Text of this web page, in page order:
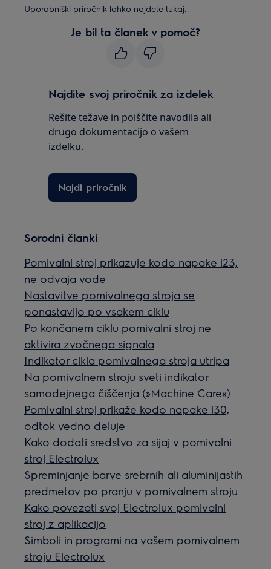
Uporabniški priročnik lahko najdete tukaj.
Je bil ta članek v pomoč?
Najdite svoj priročnik za izdelek
Rešite težave in poiščite navodila ali
drugo dokumentacijo o vašem
izdelku.
Najdi priročnik
Sorodni članki
Pomivalni stroj prikazuje kodo napake i23,
ne odvaja vode
Nastavitve pomivalnega stroja se
ponastavijo po vsakem ciklu
Po končanem ciklu pomivalni stroj ne
aktivira zvočnega signala
Indikator cikla pomivalnega stroja utripa
Na pomivalnem stroju sveti indikator
samodejnega čiščenja (»Machine Care«)
Pomivalni stroj prikaže kodo napake i30,
odtok vedno deluje
Kako dodati sredstvo za sijaj v pomivalni
stroj Electrolux
Spreminjanje barve srebrnih ali aluminijastih
predmetov po pranju v pomivalnem stroju
Kako povezati svoj Electrolux pomivalni
stroj z aplikacijo
Simboli in programi na vašem pomivalnem
stroju Electrolux